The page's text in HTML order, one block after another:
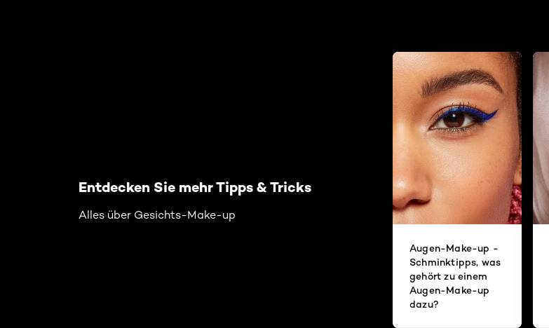
Entdecken Sie mehr Tipps & Tricks
Alles über Gesichts-Make-up
Augen-Make-up -
Schminktipps, was
gehört zu einem
Augen-Make-up
dazu?